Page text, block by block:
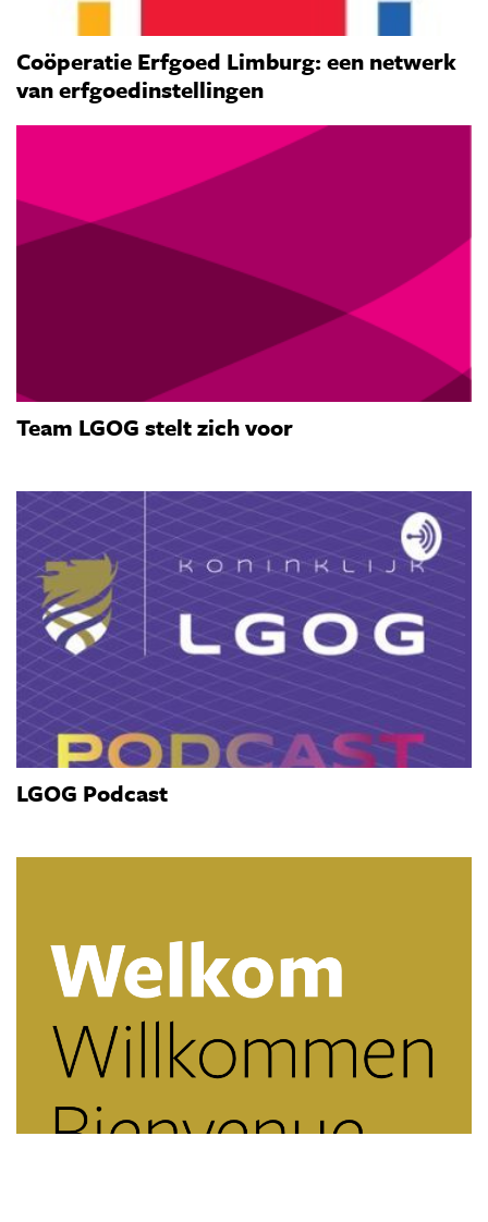
Coöperatie Erfgoed Limburg: een netwerk
van erfgoedinstellingen
Team LGOG stelt zich voor
LGOG Podcast